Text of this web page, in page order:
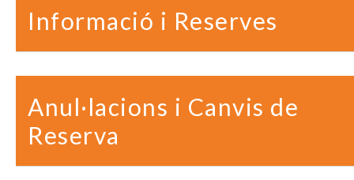
Informació i Reserves
Anul·lacions i Canvis de
Reserva